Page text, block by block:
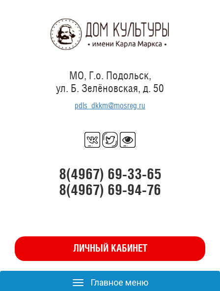
МО, Г.о. Подольск,
ул. Б. Зелёновская, д. 50
pdls_dkkm@mosreg.ru
8(4967) 69-33-65
8(4967) 69-94-76
ЛИЧНЫЙ КАБИНЕТ
Главное
Главное меню